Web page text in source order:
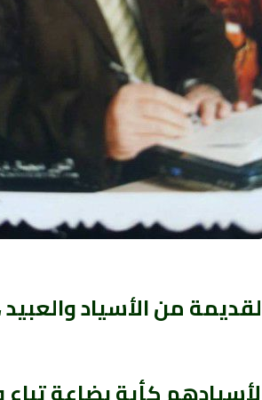
من الأسياد والعبيد